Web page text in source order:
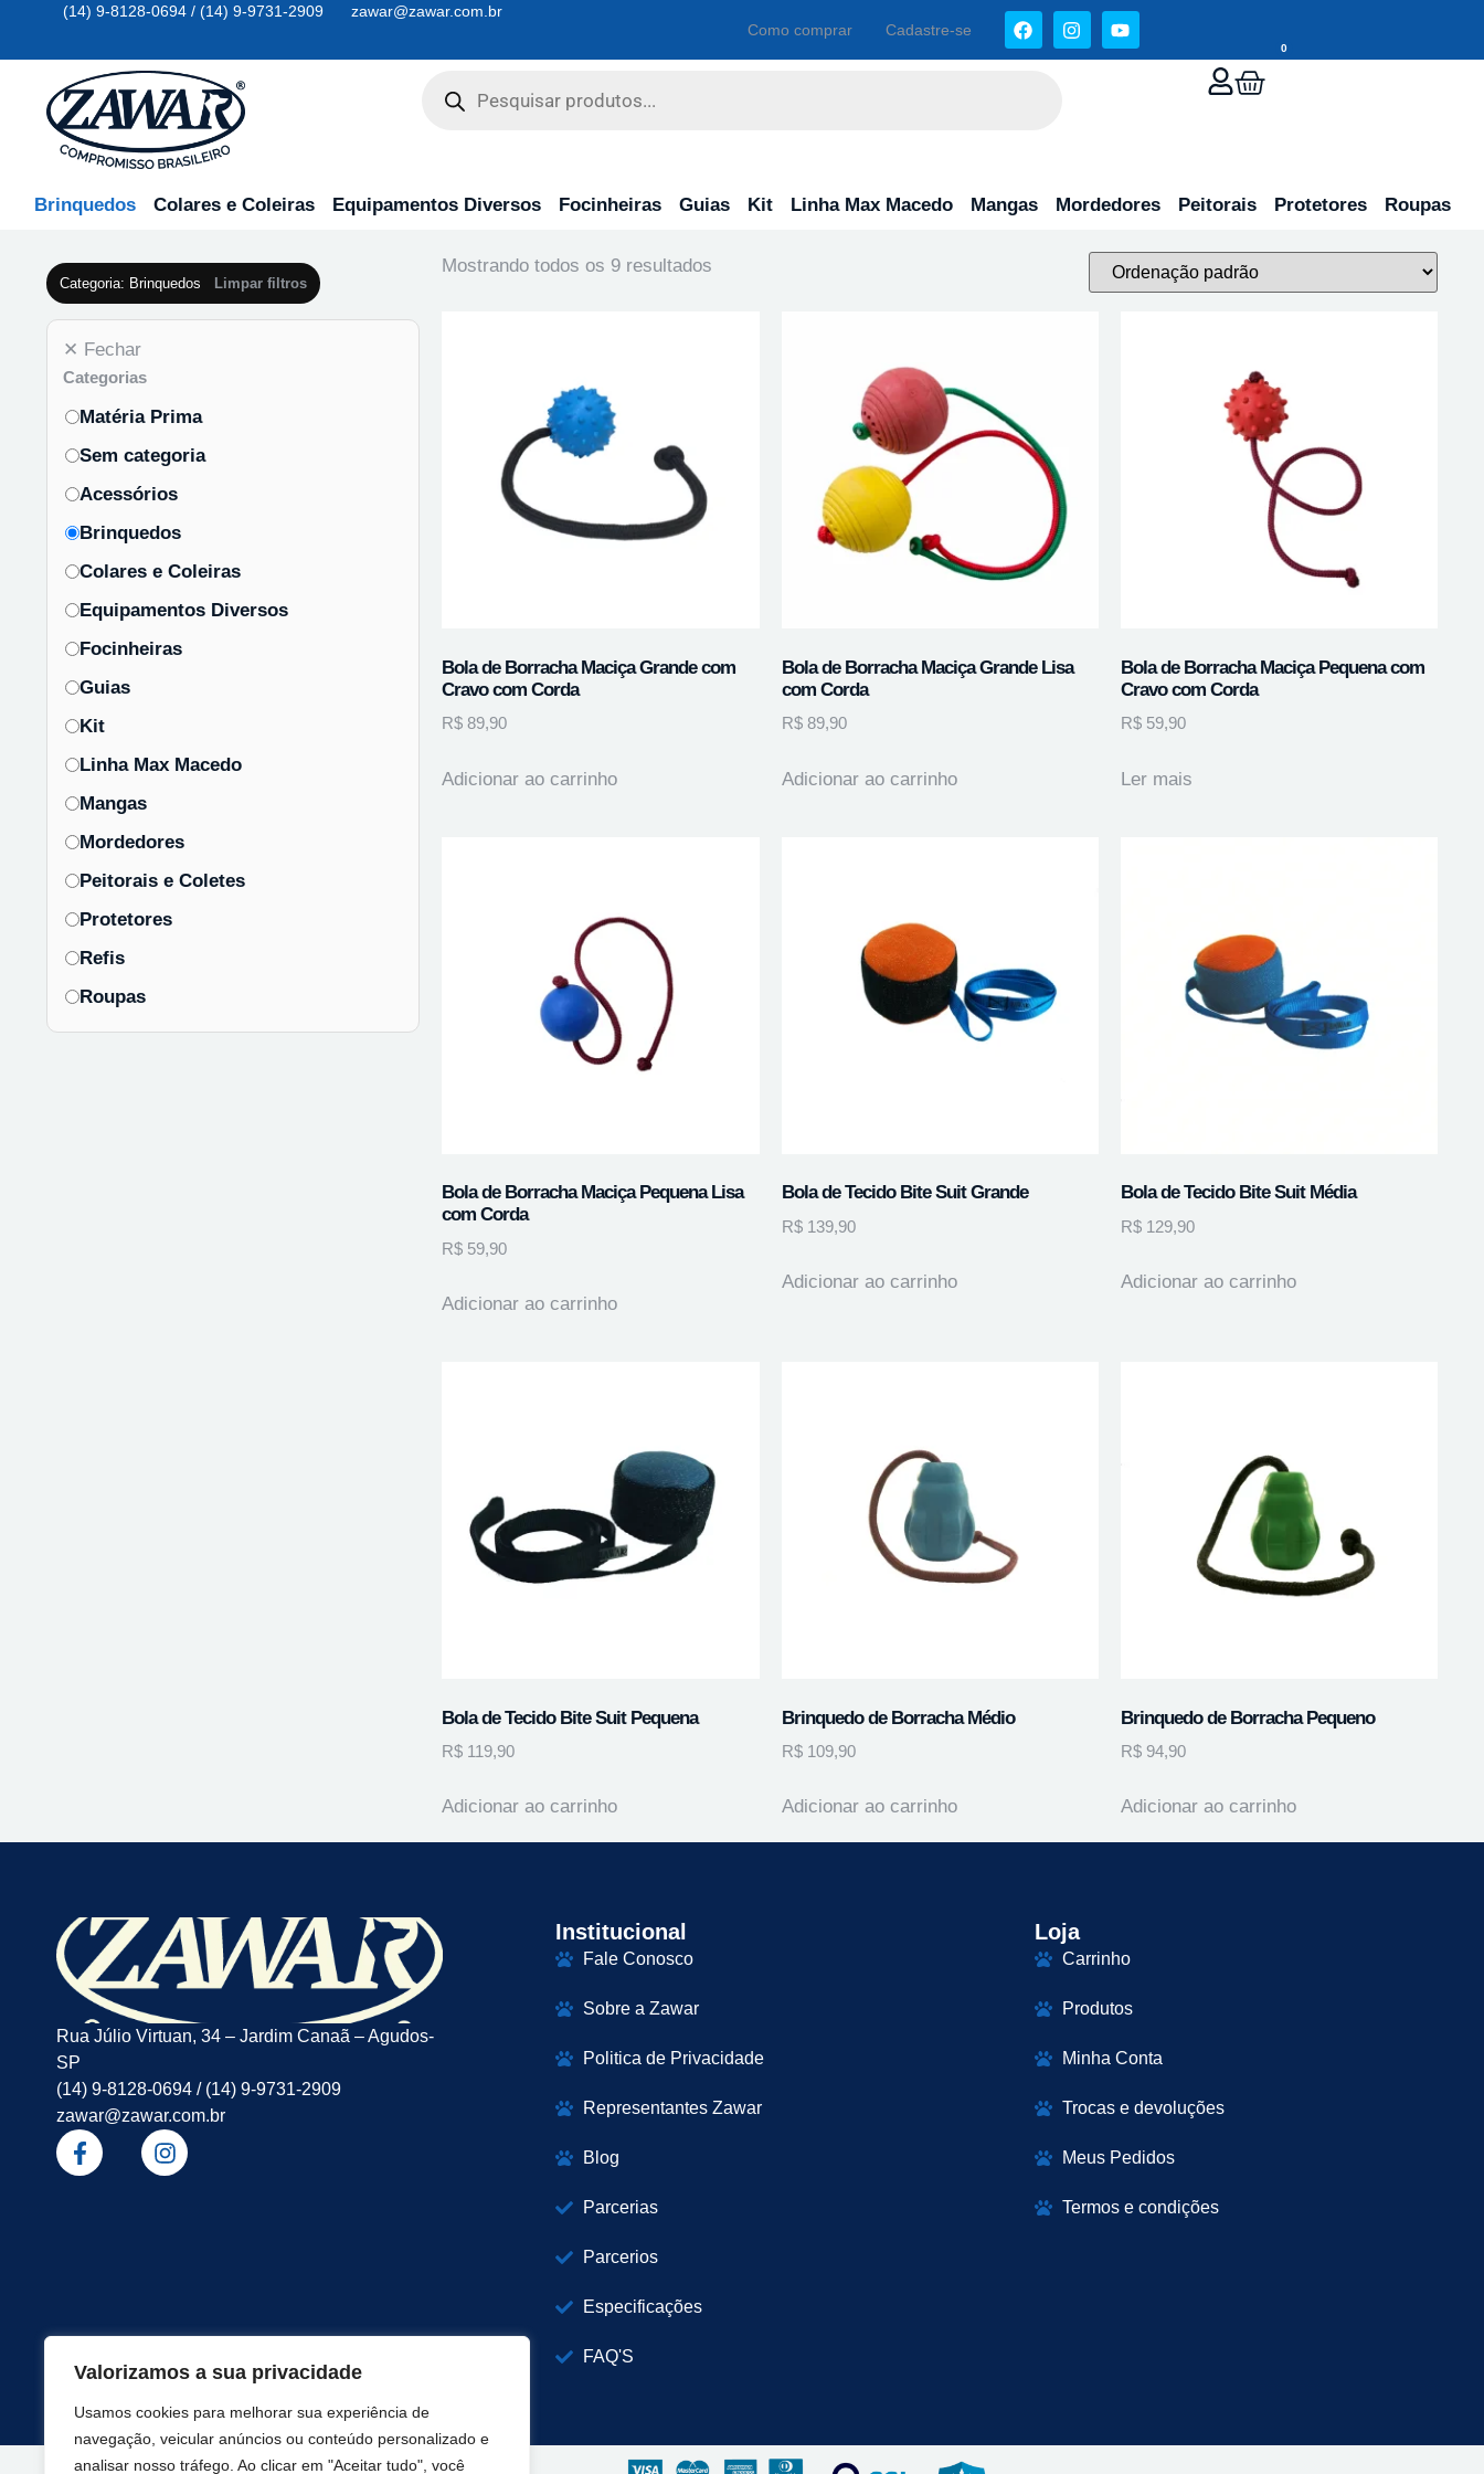
Valorizamos a sua privacidade
Usamos cookies para melhorar sua experiência de
navegação, veicular anúncios ou conteúdo personalizado e
analisar nosso tráfego. Ao clicar em "Aceitar tudo", você
(14) 9-8128-0694 / (14) 9-9731-2909
zawar@zawar.com.br
Como comprar
Cadastre-se
0
Brinquedos Colares e Coleiras Equipamentos Diversos Focinheiras Guias Kit Linha Max Macedo Mangas Mordedores Peitorais Protetores Roupas
Categoria: Brinquedos Limpar filtros
✕ Fechar
Categorias
Matéria Prima
Sem categoria
Acessórios
Brinquedos
Colares e Coleiras
Equipamentos Diversos
Focinheiras
Guias
Kit
Linha Max Macedo
Mangas
Mordedores
Peitorais e Coletes
Protetores
Refis
Roupas
Mostrando todos os 9 resultados
Bola de Borracha Maciça Grande com
Cravo com Corda
R$ 89,90
Adicionar ao carrinho
Bola de Borracha Maciça Grande Lisa
com Corda
R$89,90
Adicionar ao carrinho
Bola de Borracha Maciça Pequena com
Cravo com Corda
R$59,90
Ler mais
Bola de Borracha Maciça Pequena Lisa
com Corda
R$ 59,90
Adicionar ao carrinho
Bola de Tecido Bite Suit Grande
R$139,90
Adicionar ao carrinho
Bola de Tecido Bite Suit Média
R$129,90
Adicionar ao carrinho
Bola de Tecido Bite Suit Pequena
R$ 119,90
Adicionar ao carrinho
Brinquedo de Borracha Médio
R$109,90
Adicionar ao carrinho
Brinquedo de Borracha Pequeno
R$94,90
Adicionar ao carrinho
Rua Júlio Virtuan, 34 – Jardim Canaã – Agudos-
SP
(14) 9-8128-0694 / (14) 9-9731-2909
zawar@zawar.com.br
Institucional
Fale Conosco
Sobre a Zawar
Politica de Privacidade
Representantes Zawar
Blog
Parcerias
Parcerios
Especificações
FAQ'S
Loja
Carrinho
Produtos
Minha Conta
Trocas e devoluções
Meus Pedidos
Termos e condições